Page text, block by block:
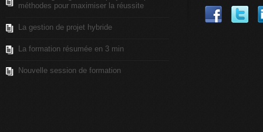
méthodes pour maximiser la réussite
La gestion de projet hybride
La formation résumée en 3 min
Nouvelle session de formation